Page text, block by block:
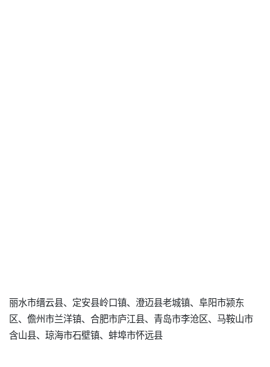
丽水市缙云县、定安县岭口镇、澄迈县老城镇、阜阳市颍东
区、儋州市兰洋镇、合肥市庐江县、青岛市李沧区、马鞍山市
含山县、琼海市石壁镇、蚌埠市怀远县